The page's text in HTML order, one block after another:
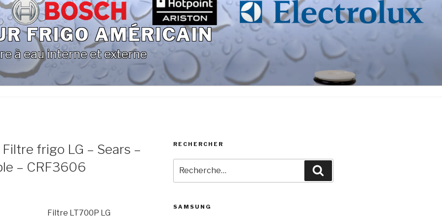
FRIGO AMÉRICAIN
à eau interne et externe
frigo LG – Sears –
– CRF3606
Filtre LT700P LG
RECHERCHER
pour
:
SAMSUNG